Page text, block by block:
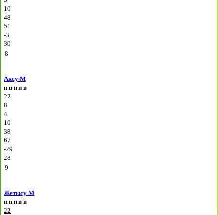
10
48
51
-3
30
8
Аксу-М
н в н п в
22
8
4
10
38
67
-29
28
9
Жетысу М
н п п в в
22